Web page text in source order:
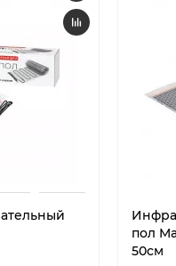
пол
50см